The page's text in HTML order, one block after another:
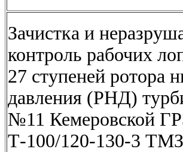
Зачистка и
контроль рабочих
27 ступеней ротора
давления (РНД)
№11 Кемеровской
Т-100/120-130-3 ТМЗ